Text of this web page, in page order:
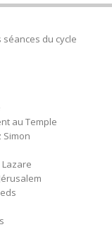
du cycle
au Temple
Simon